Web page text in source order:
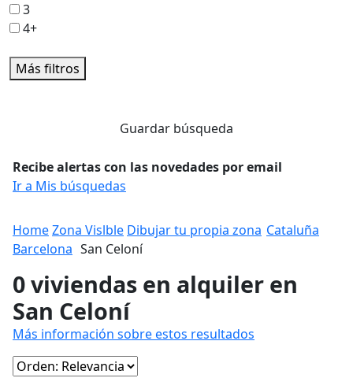
3
4+
Más filtros
Guardar búsqueda
Recibe alertas con las novedades por email
Ir a Mis búsquedas
HomeZona Vislble Dibujar tu propia zona Cataluña
Barcelona San Celoní
0 viviendas en alquiler en
San Celoní
Más información sobre estos resultados